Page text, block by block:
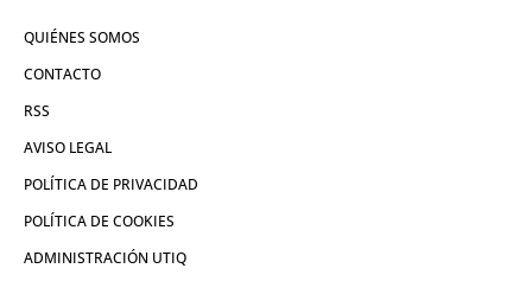
QUIÉNES SOMOS
CONTACTO
RSS
AVISO LEGAL
POLÍTICA DE PRIVACIDAD
POLÍTICA DE COOKIES
ADMINISTRACIÓN UTIQ